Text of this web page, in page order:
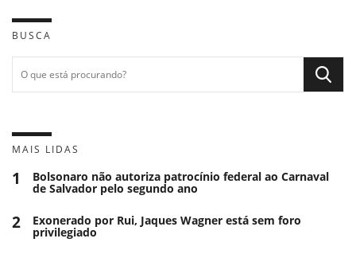
BUSCA
MAIS LIDAS
1 Bolsonaro não autoriza patrocínio federal ao Carnaval
de Salvador pelo segundo ano
2 Exonerado por Rui, Jaques Wagner está sem foro
privilegiado